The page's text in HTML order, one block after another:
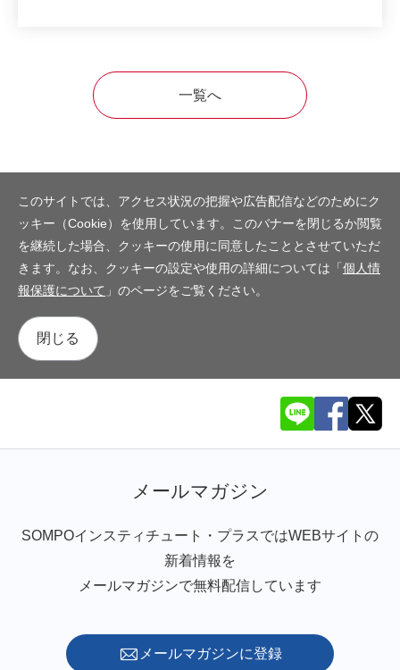
一覧へ
このサイトでは、アクセス状況の把握や広告配信などのためにク
ッキー（Cookie）を使用しています。このバナーを閉じるか閲覧
を継続した場合、クッキーの使用に同意したこととさせていただ
きます。なお、クッキーの設定や使用の詳細については「 個人情
報保護について 」のページをご覧ください。
閉じる
メールマガジン
SOMPOインスティチュート・プラスではWEBサイトの
新着情報を
メールマガジンで無料配信しています
メールマガジンに登録